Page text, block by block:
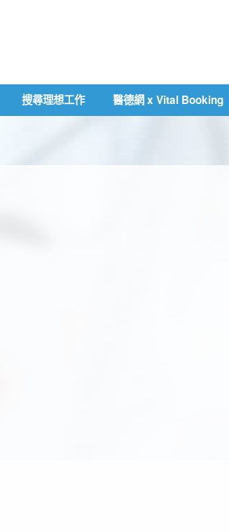
搜尋理想工作 醫德網 x Vital Booking